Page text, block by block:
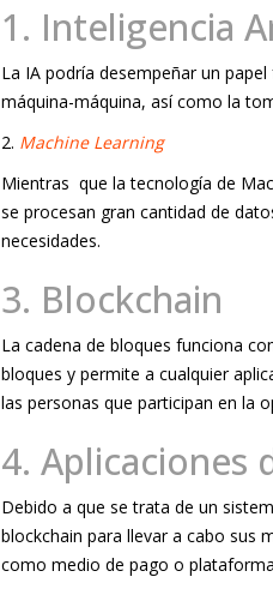
1. Inteligencia
La IA podría desempeñar un
máquina-máquina, así como la
2. Machine Learning
Mientras que la tecnología de
se procesan gran cantidad de
necesidades.
3. Blockchain
La cadena de bloques funciona
bloques y permite a cualquier
las personas que participan en la
4. Aplicaciones
Debido a que se trata de un
blockchain para llevar a cabo sus
como medio de pago o